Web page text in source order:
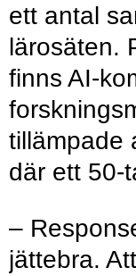
ett antal
lärosäten.
finns AI-
tillämpade
där ett 50-
–
jättebra.